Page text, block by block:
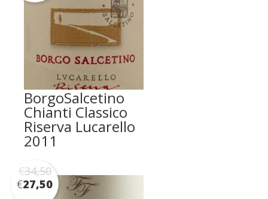
BorgoSalcetino
Chianti Classico
Riserva Lucarello
2011
€34,50
€27,50